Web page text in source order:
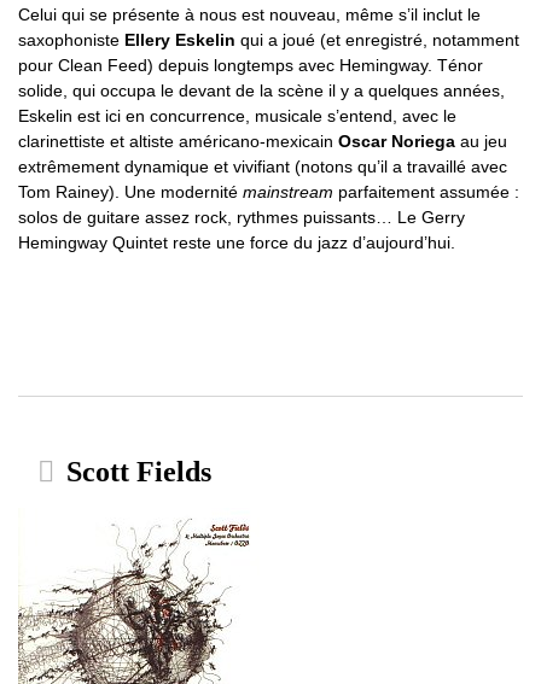
Celui qui se présente à nous est nouveau, même s’il inclut le
saxophoniste Ellery Eskelin qui a joué (et enregistré, notamment
pour Clean Feed) depuis longtemps avec Hemingway. Ténor
solide, qui occupa le devant de la scène il y a quelques années,
Eskelin est ici en concurrence, musicale s’entend, avec le
clarinettiste et altiste américano-mexicain Oscar Noriega au jeu
extrêmement dynamique et vivifiant (notons qu’il a travaillé avec
Tom Rainey). Une modernité mainstream parfaitement assumée :
solos de guitare assez rock, rythmes puissants… Le Gerry
Hemingway Quintet reste une force du jazz d’aujourd’hui.
Scott Fields